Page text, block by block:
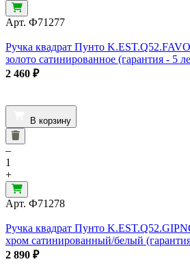
Арт. Ф71277
Ручка квадрат Пунто
золото сатинированное (гарантия - 5
2 460 ₽
В корзину
–
1
+
Арт. Ф71278
Ручка квадрат Пунто
хром сатинированный/белый
2 890 ₽